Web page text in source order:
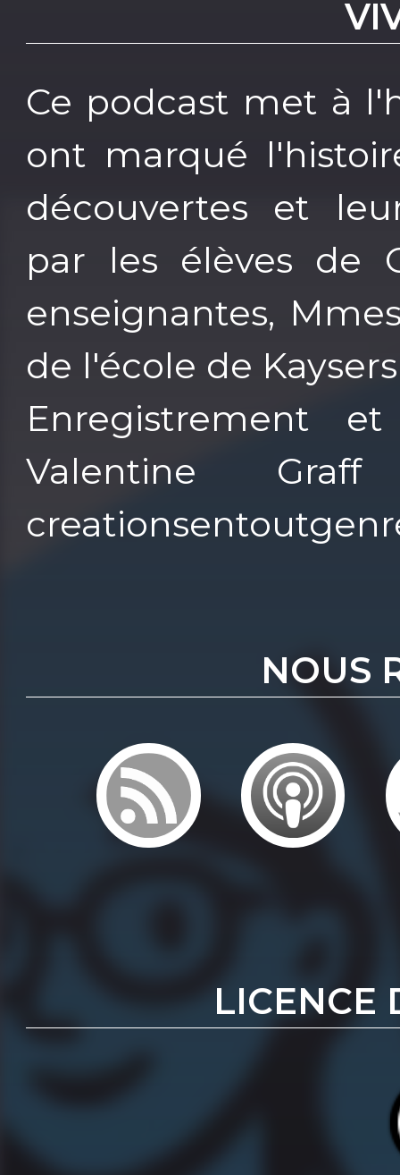
Ce podcast met à
ont marqué
découvertes et
par les élèves de
enseignantes,
de l'école de
Enregistrement
Valentine
NOUS
LICENCE